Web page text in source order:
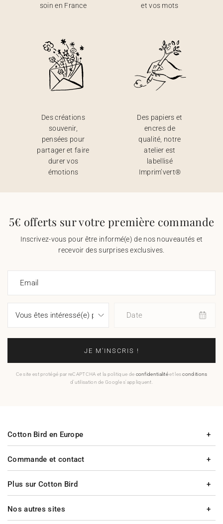
soin en France
et vos mots
Des créations
souvenir,
pensées pour
partager et faire
durer vos
émotions
Des papiers et
encres de
qualité, notre
atelier est
labellisé
Imprim’vert®
5€ offerts sur votre première commande
Inscrivez-vous pour être informé(e) de nos nouveautés et
recevoir des surprises exclusives.
Email
Date
JE M'INSCRIS !
Ce site est protégé par reCAPTCHA et la politique de confidentialitéet lesconditions
d'utilisation de Google s'appliquent.
Commande et contact
Plus sur Cotton Bird
Cotton Bird en Europe
Nos autres sites